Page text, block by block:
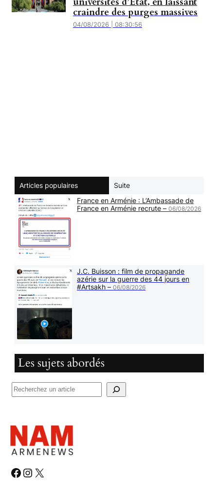
craindre des purges massives
04/08/2026 | 08:30:56
Articles populaires
Suite
France en Arménie : L’Ambassade de
France en Arménie recrute –06/08/2026
J.C. Buisson : film de propagande
azérie sur la guerre des 44 jours en
#Artsakh –06/08/2026
Les sujets abordés
R
h
e
r
h# # #